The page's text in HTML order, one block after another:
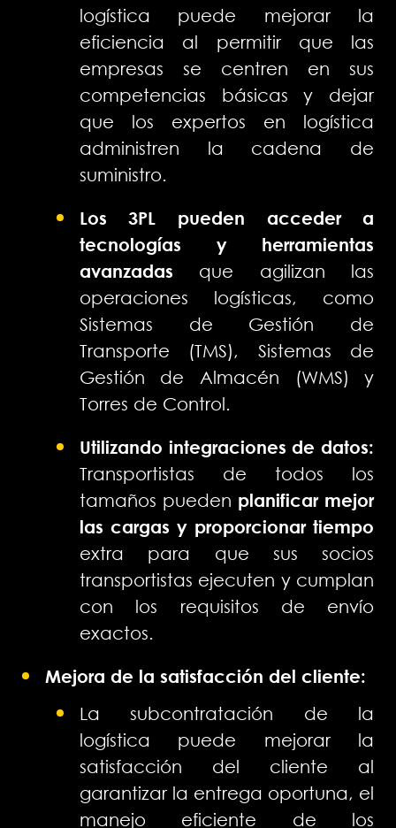
logística puede mejorar la
eficiencia al permitir que las
empresas se centren en sus
competencias básicas y dejar
que los expertos en logística
administren la cadena de
suministro.
Los 3PL pueden acceder a
tecnologías y herramientas
avanzadas que agilizan las
operaciones logísticas, como
Sistemas de Gestión de
Transporte (TMS), Sistemas de
Gestión de Almacén (WMS) y
Torres de Control.
Utilizando integraciones de datos:
Transportistas de todos los
tamaños pueden planificar mejor
las cargas y proporcionar tiempo
extra para que sus socios
transportistas ejecuten y cumplan
con los requisitos de envío
exactos.
Mejora de la satisfacción del cliente:
La subcontratación de la
logística puede mejorar la
satisfacción del cliente al
garantizar la entrega oportuna, el
manejo eficiente de los